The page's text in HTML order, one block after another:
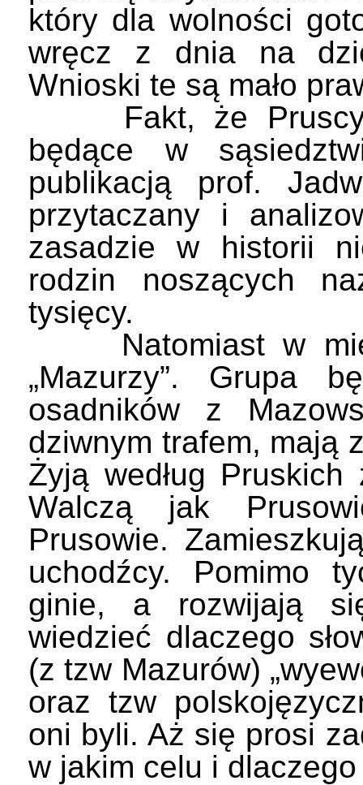
który dla wolności
wręcz z dnia na
Wnioski te są mało
Fakt, że Pruscy
będące w
publikacją prof.
przytaczany i
zasadzie w historii
rodzin noszących
tysięcy.
Natomiast w
„Mazurzy”. Grupa
osadników z
dziwnym trafem, mają
Żyją według
Walczą jak
Prusowie.
uchodźcy. Pomimo
ginie, a rozwijają
wiedzieć dlaczego
(z tzw Mazurów)
oraz tzw
oni byli. Aż się prosi
w jakim celu i